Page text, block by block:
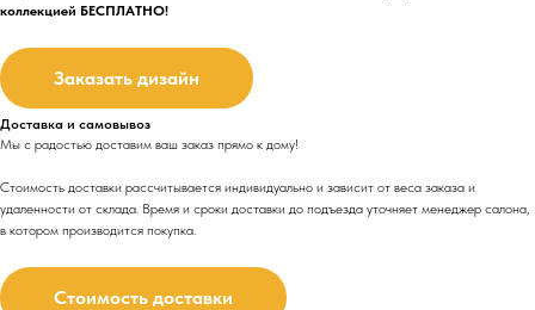
коллекцией БЕСПЛАТНО!
Заказать дизайн
Доставка и самовывоз
Мы с радостью доставим ваш заказ прямо к дому!
Стоимость доставки рассчитывается индивидуально и зависит от веса заказа и
удаленности от склада. Время и сроки доставки до подъезда уточняет менеджер салона,
в котором производится покупка.
Стоимость доставки